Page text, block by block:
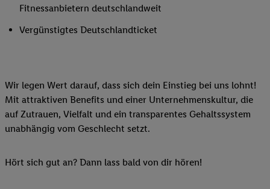
Fitnessanbietern deutschlandweit
Vergünstigtes Deutschlandticket
Wir legen Wert darauf, dass sich dein Einstieg bei uns lohnt!
Mit attraktiven Benefits und einer Unternehmenskultur, die
auf Zutrauen, Vielfalt und ein transparentes Gehaltssystem
unabhängig vom Geschlecht setzt.
Hört sich gut an? Dann lass bald von dir hören!